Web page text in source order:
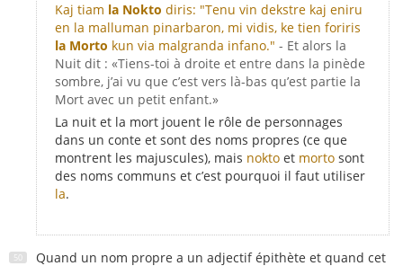
Kaj tiam la Nokto diris: "Tenu vin dekstre kaj eniru
en la malluman pinarbaron, mi vidis, ke tien foriris
la Morto kun via malgranda infano." - Et alors la
Nuit dit : «Tiens-toi à droite et entre dans la pinède
sombre, j’ai vu que c’est vers là-bas qu’est partie la
Mort avec un petit enfant.»
La nuit et la mort jouent le rôle de personnages
dans un conte et sont des noms propres (ce que
montrent les majuscules), mais nokto et morto sont
des noms communs et c’est pourquoi il faut utiliser
la.
Quand un nom propre a un adjectif épithète et quand cet